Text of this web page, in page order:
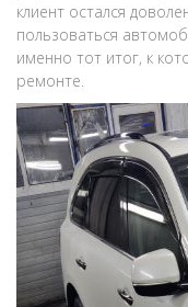
клиент остался
пользоваться
именно тот итог, к
ремонте.